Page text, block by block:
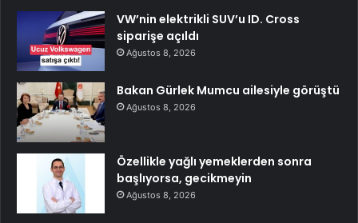
VW’nin elektrikli SUV’u ID. Cross
siparişe açıldı
Ağustos 8, 2026
Bakan Gürlek Mumcu ailesiyle görüştü
Ağustos 8, 2026
Özellikle yağlı yemeklerden sonra
başlıyorsa, gecikmeyin
Ağustos 8, 2026